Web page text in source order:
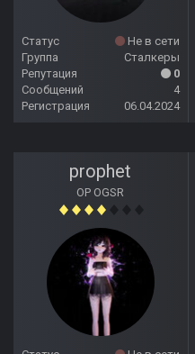
Статус
Не в сети
Группа
Сталкеры
Репутация
0
Сообщений
4
Регистрация
06.04.2024
prophet
OP OGSR